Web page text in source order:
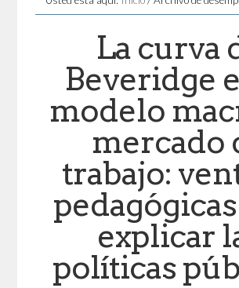
La curva
Beveridge
modelo
mercado
trabajo:
explicar
políticas